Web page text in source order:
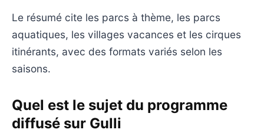
Le résumé cite les parcs à thème, les parcs
aquatiques, les villages vacances et les cirques
itinérants, avec des formats variés selon les
saisons.
Quel est le sujet du programme
diffusé sur Gulli